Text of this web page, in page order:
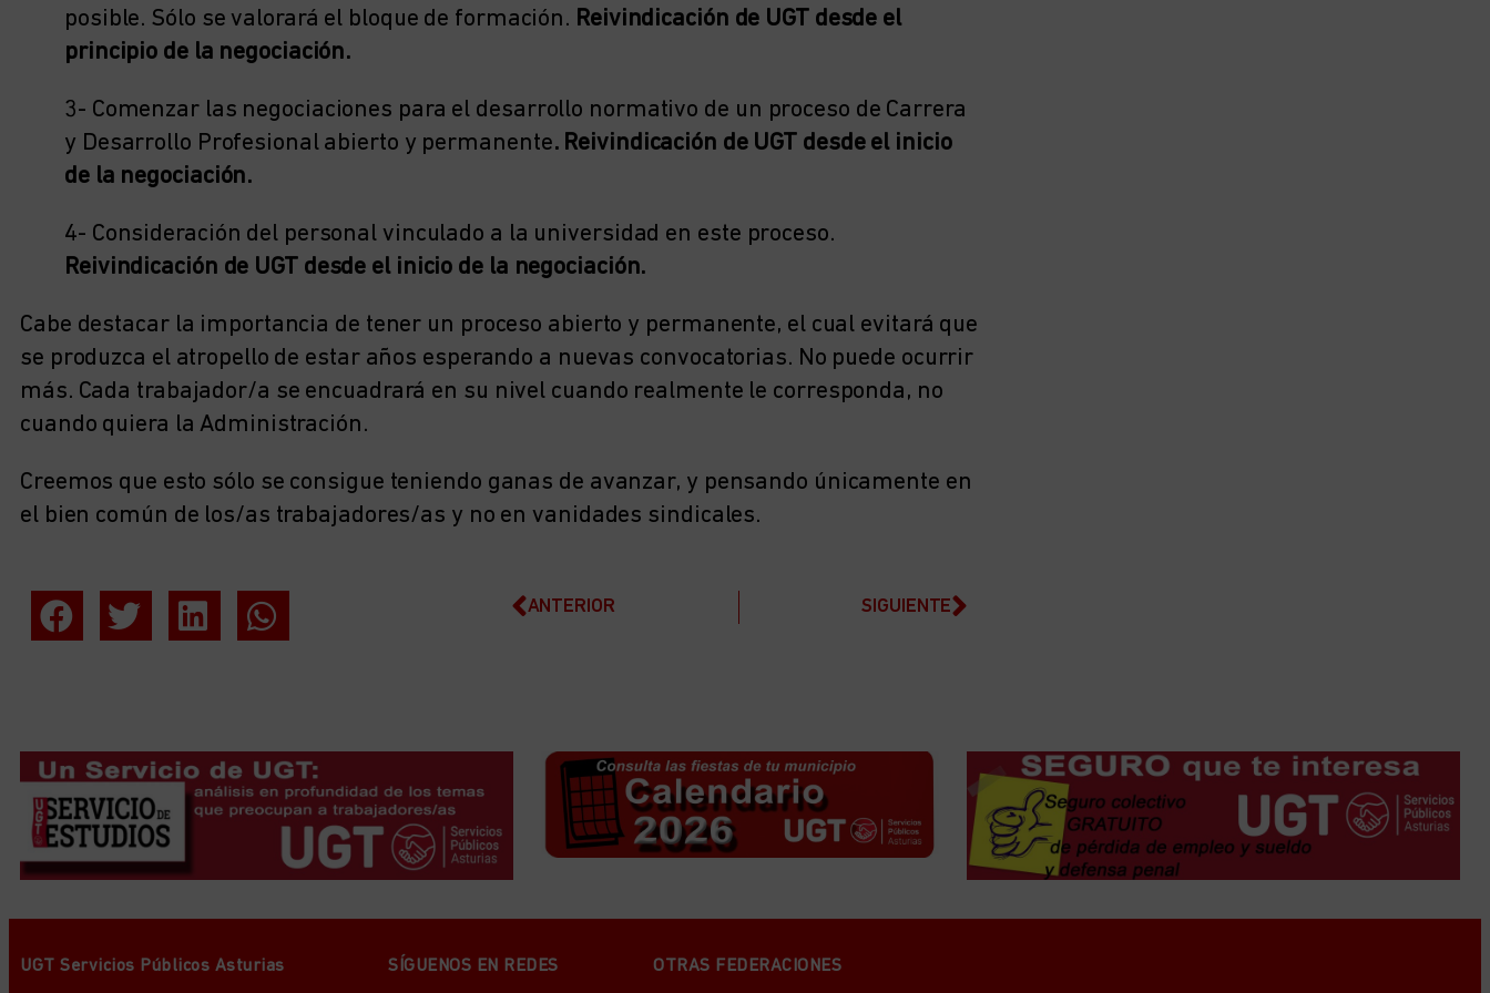
posible. Sólo se valorará el bloque de formación. Reivindicación de UGT desde el
principio de la negociación.
3- Comenzar las negociaciones para el desarrollo normativo de un proceso de Carrera
y Desarrollo Profesional abierto y permanente. Reivindicación de UGT desde el inicio
de la negociación.
4- Consideración del personal vinculado a la universidad en este proceso.
Reivindicación de UGT desde el inicio de la negociación.
Cabe destacar la importancia de tener un proceso abierto y permanente, el cual evitará que
se produzca el atropello de estar años esperando a nuevas convocatorias. No puede ocurrir
más. Cada trabajador/a se encuadrará en su nivel cuando realmente le corresponda, no
cuando quiera la Administración.
Creemos que esto sólo se consigue teniendo ganas de avanzar, y pensando únicamente en
el bien común de los/as trabajadores/as y no en vanidades sindicales.
ANTERIOR SIGUIENTE
UGT Servicios Públicos Asturias SÍGUENOS EN REDES OTRAS FEDERACIONES